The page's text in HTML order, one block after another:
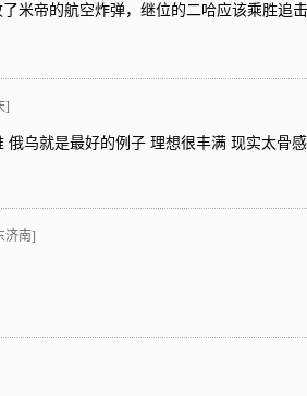
米帝的航空炸弹，继位的二哈应该乘胜追
]
俄乌就是最好的例子 理想很丰满 现实太骨感
济南]